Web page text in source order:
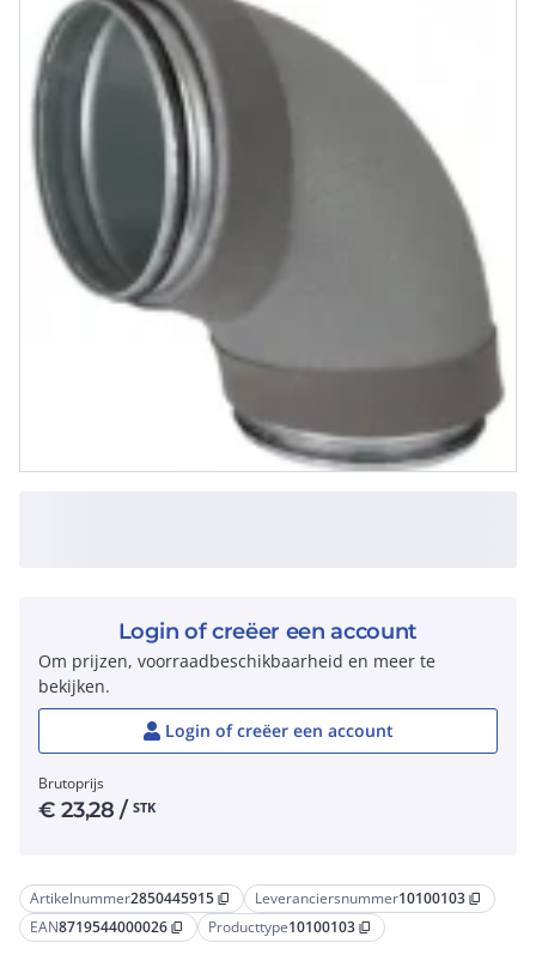
Artikelnummer2850445915 content_copy Leveranciersnummer10100103 content_copy
EAN8719544000026 content_copy Producttype10100103 content_copy
Login of creëer een account
Om prijzen, voorraadbeschikbaarheid en meer te
bekijken.
Login of creëer een account
Brutoprijs
€23,28 / STK